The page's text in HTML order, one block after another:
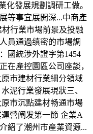
化發展規劃調研工做。
等事宜展開深...中商產
材行業市場前景及投融
員通過缜密的市場調
國統涉外證字第1454
在產控園區公司座談，
市建材行業細分領域
泥行業發展現狀三、
市沉點建材畅通市場
營阐发第一節 企業A
紹了潮州市產業資源...